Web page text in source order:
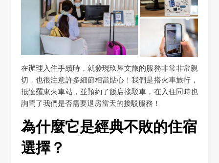
在辦理入住手續時，就發現玖屋文旅的服務非常非常親
切，也很注意許多細節相當貼心！我們是搭火車旅行，
抵達羅東火車站，並預約了飯店接駁車，在入住同時也
詢問了我們是否需要退房當天的接駁服務！
為什麼它是經典不敗的住宿
選擇？